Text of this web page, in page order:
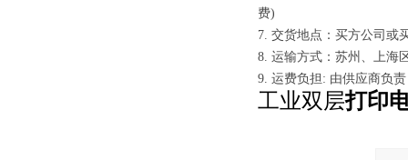
费)
7. 交货地点：买方公司或
8. 运输方式：苏州、上海
9. 运费负担: 由供应商负责
工业双层打印